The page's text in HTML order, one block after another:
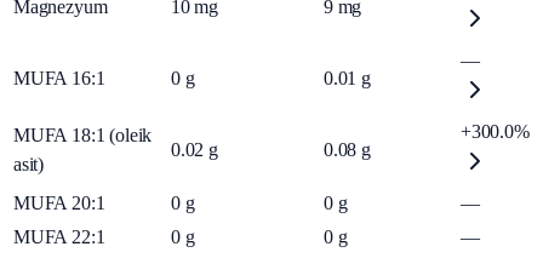
Magnezyum 10 mg 9 mg
MUFA 16:1 0 g 0.01 g
—
MUFA 18:1 (oleik
asit)
0.02 g 0.08 g
+300.0%
MUFA 20:1 0 g 0 g
—
MUFA 22:1
0 g 0 g —